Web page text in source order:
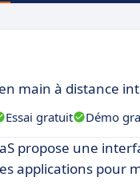
main à distance
Essai gratuit Démo
propose une
applications pour